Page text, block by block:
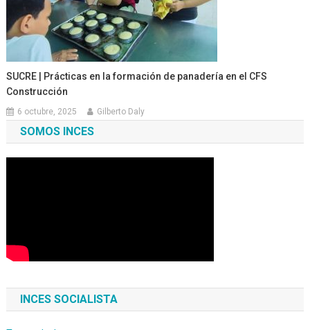
SUCRE | Prácticas en la formación de panadería en el CFS
Construcción
6 octubre, 2025 Gilberto Daly
SOMOS INCES
INCES SOCIALISTA